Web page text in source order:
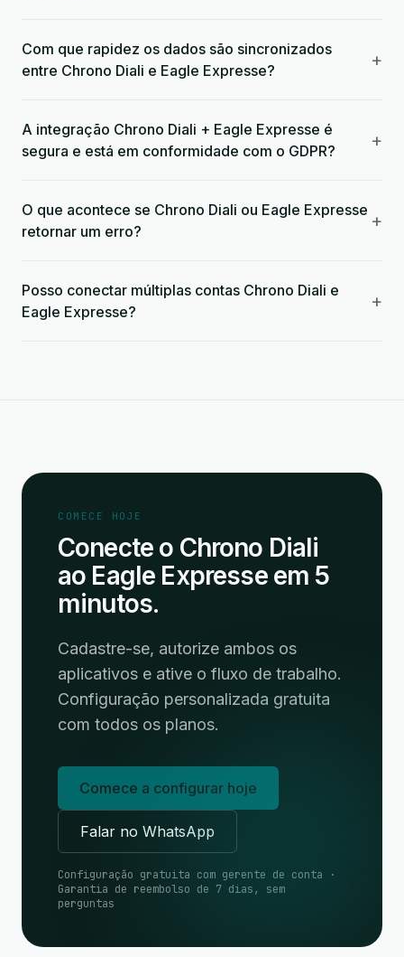
Com que rapidez os dados são sincronizados
entre Chrono Diali e Eagle Expresse?
+
A integração Chrono Diali + Eagle Expresse é
segura e está em conformidade com o GDPR?
+
O que acontece se Chrono Diali ou Eagle Expresse
retornar um erro?
+
Posso conectar múltiplas contas Chrono Diali e
Eagle Expresse?
+
COMECE HOJE
Conecte o Chrono Diali
ao Eagle Expresse em 5
minutos.
Cadastre-se, autorize ambos os
aplicativos e ative o fluxo de trabalho.
Configuração personalizada gratuita
com todos os planos.
Comece a configurar hoje
Falar no WhatsApp
Configuração gratuita com gerente de conta ·
Garantia de reembolso de 7 dias, sem
perguntas